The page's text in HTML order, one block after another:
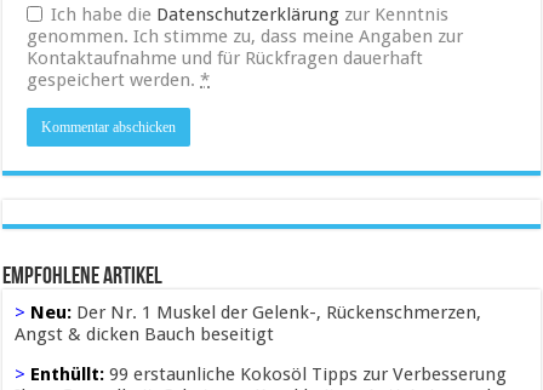
Ich habe die Datenschutzerklärung zur Kenntnis
genommen. Ich stimme zu, dass meine Angaben zur
Kontaktaufnahme und für Rückfragen dauerhaft
gespeichert werden.*
Empfohlene Artikel
> Neu: Der Nr. 1 Muskel der Gelenk-, Rückenschmerzen,
Angst & dicken Bauch beseitigt
> Enthüllt:99 erstaunliche Kokosöl Tipps zur Verbesserung